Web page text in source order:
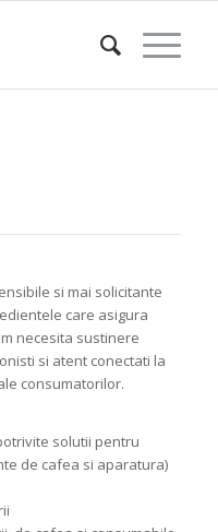
si mai solicitante
care asigura
necesita sustinere
si atent conectati la
consumatorilor.
solutii pentru
de cafea si aparatura)